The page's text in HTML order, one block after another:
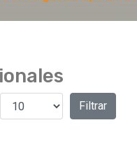
Cantidad a mostrarFiltrar